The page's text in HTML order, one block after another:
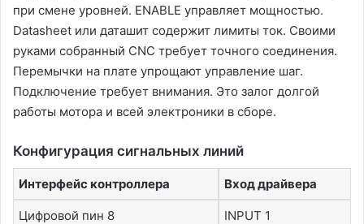
при смене уровней. ENABLE управляет мощностью.
Datasheet или даташит содержит лимиты ток. Своими
руками собранный CNC требует точного соединения.
Перемычки на плате упрощают управление шаг.
Подключение требует внимания. Это залог долгой
работы мотора и всей электроники в сборе.
Конфигурация сигнальных линий
Интерфейс контроллера Вход драйвера
Цифровой пин 8 INPUT 1